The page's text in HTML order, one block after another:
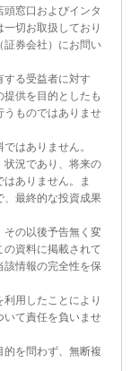
窓口およびインタ
切お取扱しており
証券会社）にお問い
る受益者に対す
供を目的としたも
うものではありませ
はありません。
状況であり、将来の
ありません。ま
、最終的な投資成果
その以後予告無く変
資料に掲載されて
該情報の完全性を保
用したことにより
いて責任を負いませ
を問わず、無断複